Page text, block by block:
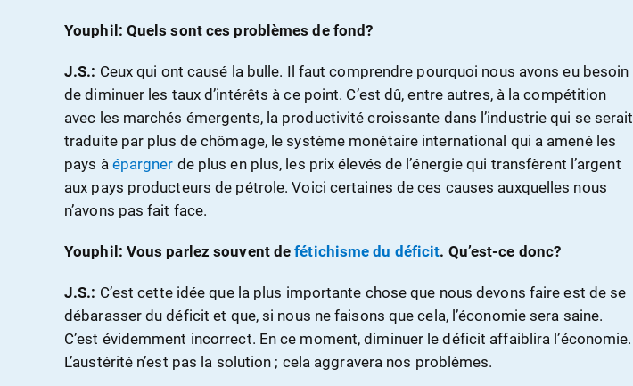
Youphil: Quels sont ces problèmes de fond?
J.S.: Ceux qui ont causé la bulle. Il faut comprendre pourquoi nous avons eu besoin
de diminuer les taux d’intérêts à ce point. C’est dû, entre autres, à la compétition
avec les marchés émergents, la productivité croissante dans l’industrie qui se serait
traduite par plus de chômage, le système monétaire international qui a amené les
pays à épargner de plus en plus, les prix élevés de l’énergie qui transfèrent l’argent
aux pays producteurs de pétrole. Voici certaines de ces causes auxquelles nous
n’avons pas fait face.
Youphil: Vous parlez souvent defétichisme du déficit. Qu’est-ce donc?
J.S.: C’est cette idée que la plus importante chose que nous devons faire est de se
débarasser du déficit et que, si nous ne faisons que cela, l’économie sera saine.
C’est évidemment incorrect. En ce moment, diminuer le déficit affaiblira l’économie.
L’austérité n’est pas la solution ; cela aggravera nos problèmes.